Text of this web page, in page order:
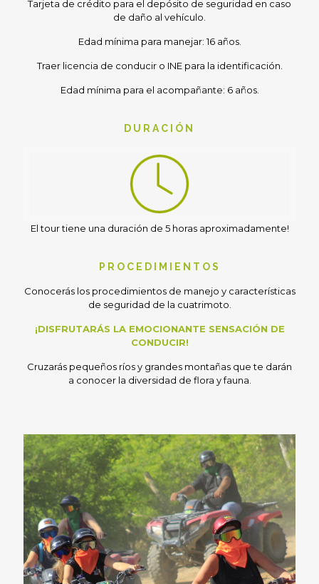
Tarjeta de crédito para el depósito de seguridad en caso
de daño al vehículo.
Edad mínima para manejar: 16 años.
Traer licencia de conducir o INE para la identificación.
Edad mínima para el acompañante: 6 años.
DURACIÓN
El tour tiene una duración de 5 horas aproximadamente!
PROCEDIMIENTOS
Conocerás los procedimientos de manejo y características
de seguridad de la cuatrimoto.
¡DISFRUTARÁS LA EMOCIONANTE SENSACIÓN DE
CONDUCIR!
Cruzarás pequeños ríos y grandes montañas que te darán
a conocer la diversidad de flora y fauna.